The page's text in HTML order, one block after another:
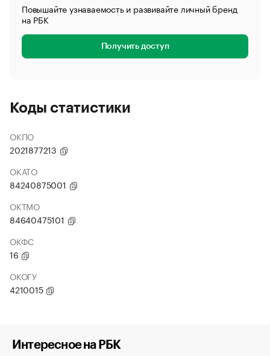
Повышайте узнаваемость и развивайте личный бренд
на РБК
Получить доступ
Коды статистики
ОКПО
2021877213
ОКАТО
84240875001
ОКТМО
84640475101
ОКФС
16
ОКОГУ
4210015
Интересное на РБК